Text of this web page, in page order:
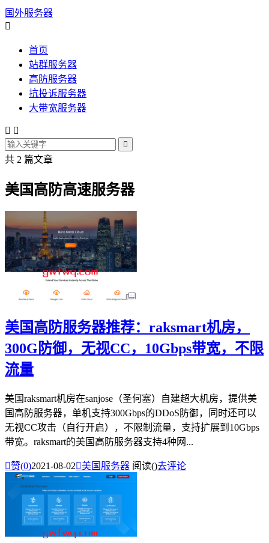
国外服务器

首页
站群服务器
高防服务器
抗投诉服务器
大带宽服务器
 

共 2 篇文章
美国高防高速服务器
美国高防服务器推荐：raksmart机房，
300G防御，无视CC，10Gbps带宽，不限
流量
美国raksmart机房在sanjose（圣何塞）自建超大机房，提供美
国高防服务器，单机支持300Gbps的DDoS防御，同时还可以
无视CC攻击（自行开启），不限制流量，支持扩展到10Gbps
带宽。raksmart的美国高防服务器支持4种网...
赞(0)2021-08-02美国服务器 阅读()去评论